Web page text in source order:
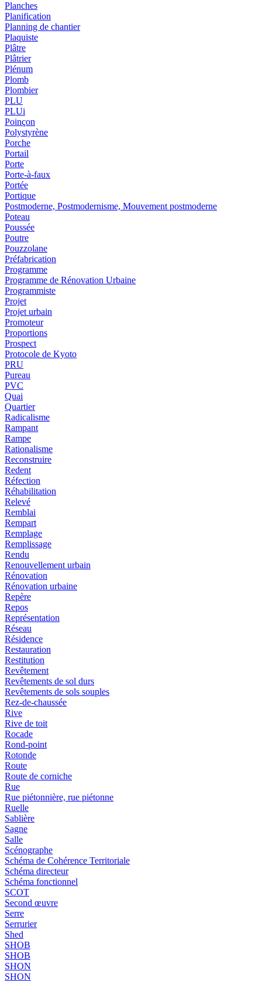
Planches
Planification
Planning de chantier
Plaquiste
Plâtre
Plâtrier
Plénum
Plomb
Plombier
PLU
PLUi
Poinçon
Polystyrène
Porche
Portail
Porte
Porte-à-faux
Portée
Portique
Postmoderne, Postmodernisme, Mouvement postmoderne
Poteau
Poussée
Poutre
Pouzzolane
Préfabrication
Programme
Programme de Rénovation Urbaine
Programmiste
Projet
Projet urbain
Promoteur
Proportions
Prospect
Protocole de Kyoto
PRU
Pureau
PVC
Quai
Quartier
Radicalisme
Rampant
Rampe
Rationalisme
Reconstruire
Redent
Réfection
Réhabilitation
Relevé
Remblai
Rempart
Remplage
Remplissage
Rendu
Renouvellement urbain
Rénovation
Rénovation urbaine
Repère
Repos
Représentation
Réseau
Résidence
Restauration
Restitution
Revêtement
Revêtements de sol durs
Revêtements de sols souples
Rez-de-chaussée
Rive
Rive de toit
Rocade
Rond-point
Rotonde
Route
Route de corniche
Rue
Rue piétonnière, rue piétonne
Ruelle
Sablière
Sagne
Salle
Scénographe
Schéma de Cohérence Territoriale
Schéma directeur
Schéma fonctionnel
SCOT
Second œuvre
Serre
Serrurier
Shed
SHOB
SHOB
SHON
SHON